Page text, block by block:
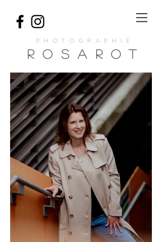
PHOTOGRAPHIE
ROSA ROT